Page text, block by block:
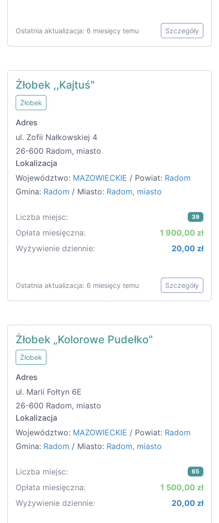
Ostatnia aktualizacja: 6 miesięcy temu Szczegóły
Żłobek ,,Kajtuś"
Żłobek
Adres
ul. Zofii Nałkowskiej 4
26-600 Radom, miasto
Lokalizacja
Województwo: MAZOWIECKIE / Powiat: Radom
Gmina: Radom / Miasto: Radom, miasto
Liczba miejsc: 39
Opłata miesięczna:
1 900,00 zł
Wyżywienie dziennie:
20,00 zł
Ostatnia aktualizacja: 6 miesięcy temu Szczegóły
Żłobek „Kolorowe Pudełko"
Żłobek
Adres
ul. Marii Fołtyn 6E
26-600 Radom, miasto
Lokalizacja
Województwo: MAZOWIECKIE / Powiat: Radom
Gmina: Radom / Miasto: Radom, miasto
Liczba miejsc: 65
Opłata miesięczna:
1 500,00 zł
Wyżywienie dziennie:
20,00 zł